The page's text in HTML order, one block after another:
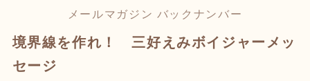
メールマガジン バックナンバー
境界線を作れ！ 三好えみボイジャーメッ
セージ